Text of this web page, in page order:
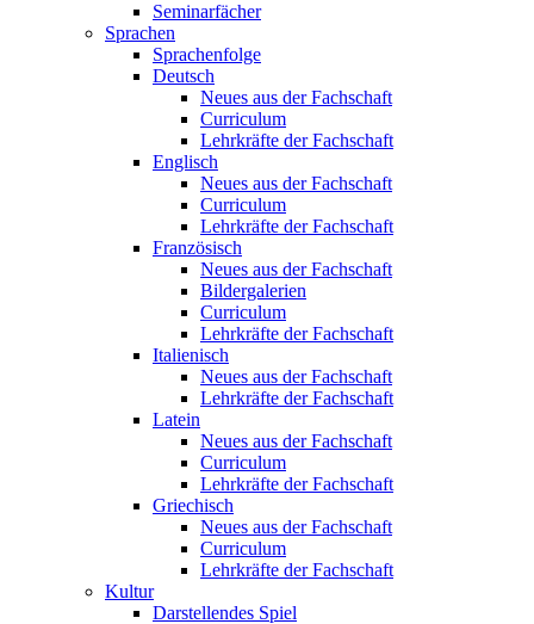
Seminarfächer
Sprachen
Sprachenfolge
Deutsch
Neues aus der Fachschaft
Curriculum
Lehrkräfte der Fachschaft
Englisch
Neues aus der Fachschaft
Curriculum
Lehrkräfte der Fachschaft
Französisch
Neues aus der Fachschaft
Bildergalerien
Curriculum
Lehrkräfte der Fachschaft
Italienisch
Neues aus der Fachschaft
Lehrkräfte der Fachschaft
Latein
Neues aus der Fachschaft
Curriculum
Lehrkräfte der Fachschaft
Griechisch
Neues aus der Fachschaft
Curriculum
Lehrkräfte der Fachschaft
Kultur
Darstellendes Spiel